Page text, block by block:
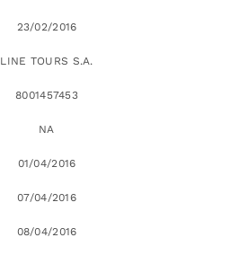
23/02/2016
LINE TOURS S.A.
8001457453
NA
01/04/2016
07/04/2016
08/04/2016